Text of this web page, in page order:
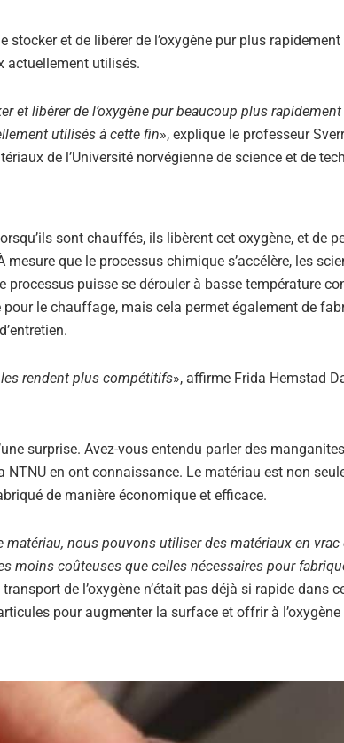
et de libérer de l’oxygène pur plus rapidement
actuellement utilisés.
et libérer de l’oxygène pur beaucoup plus
utilisés à cette fin», explique le professeur
de l’Université norvégienne de science et de
sont chauffés, ils libèrent cet oxygène, et de
que le processus chimique s’accélère, les
processus puisse se dérouler à basse température
le chauffage, mais cela permet également de
rendent plus compétitifs», affirme Frida Hemstad
surprise. Avez-vous entendu parler des
NTNU en ont connaissance. Le matériau est non
de manière économique et efficace.
matériau, nous pouvons utiliser des matériaux en
moins coûteuses que celles nécessaires pour
de l’oxygène n’était pas déjà si rapide dans
pour augmenter la surface et offrir à